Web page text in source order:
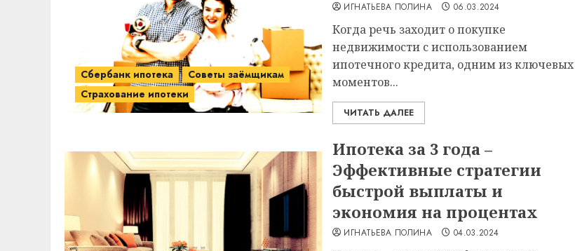
Сбербанк ипотека
Советы заёмщикам
Страхование ипотеки
ИГНАТЬЕВА ПОЛИНА 06.03.2024
Когда речь заходит о покупке
недвижимости с использованием
ипотечного кредита, одним из ключевых
моментов...
ЧИТАТЬ ДАЛЕЕ
Ипотека за 3 года –
Эффективные стратегии
быстрой выплаты и
экономия на процентах
ИГНАТЬЕВА ПОЛИНА 04.03.2024